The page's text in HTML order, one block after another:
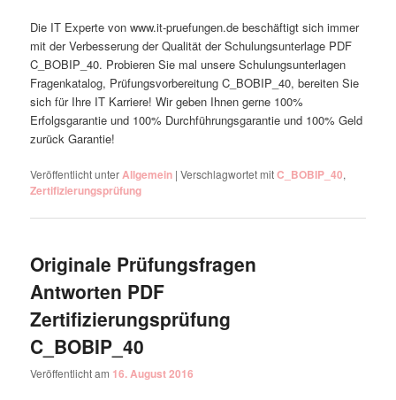
Die IT Experte von www.it-pruefungen.de beschäftigt sich immer
mit der Verbesserung der Qualität der Schulungsunterlage PDF
C_BOBIP_40. Probieren Sie mal unsere Schulungsunterlagen
Fragenkatalog, Prüfungsvorbereitung C_BOBIP_40, bereiten Sie
sich für Ihre IT Karriere! Wir geben Ihnen gerne 100%
Erfolgsgarantie und 100% Durchführungsgarantie und 100% Geld
zurück Garantie!
Veröffentlicht unterAllgemein |Verschlagwortet mitC_BOBIP_40,
Zertifizierungsprüfung
Originale Prüfungsfragen
Antworten PDF
Zertifizierungsprüfung
C_BOBIP_40
Veröffentlicht am 16. August 2016